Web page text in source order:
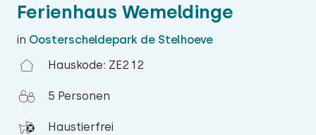
Ferienhaus Wemeldinge
in Oosterscheldepark de Stelhoeve
Hauskode: ZE212
5 Personen
Haustierfrei